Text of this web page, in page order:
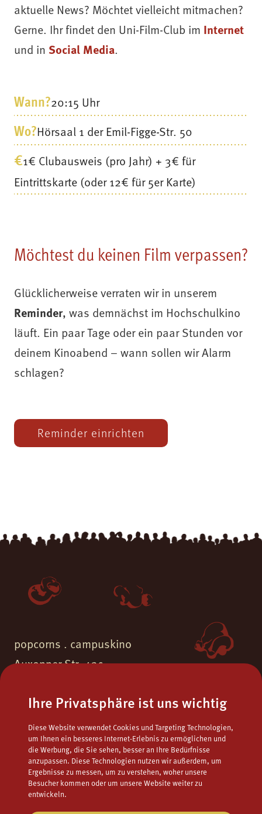
Ihre Privatsphäre ist uns wichtig
Diese Website verwendet Cookies und Targeting Technologien,
um Ihnen ein besseres Internet-Erlebnis zu ermöglichen und
die Werbung, die Sie sehen, besser an Ihre Bedürfnisse
anzupassen. Diese Technologien nutzen wir außerdem, um
Ergebnisse zu messen, um zu verstehen, woher unsere
Besucher kommen oder um unsere Website weiter zu
entwickeln.
aktuelle News? Möchtet vielleicht mitmachen?
Gerne. Ihr findet den Uni-Film-Club im Internet
und in Social Media.
Wann?20:15 Uhr
Wo?Hörsaal 1 der Emil-Figge-Str. 50
€1€ Clubausweis (pro Jahr) + 3€ für
Eintrittskarte (oder 12€ für 5er Karte)
Möchtest du keinen Film verpassen?
Glücklicherweise verraten wir in unserem
Reminder, was demnächst im Hochschulkino
läuft. Ein paar Tage oder ein paar Stunden vor
deinem Kinoabend – wann sollen wir Alarm
schlagen?
Reminder einrichten
popcorns . campuskino
Auxonner Str. 43c
Fon. 06132 - 9771723
Fax.06132 - 9795122
Mailpopcorns@campuskino.de